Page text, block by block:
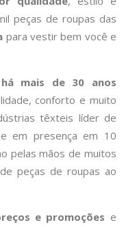
peças de roupas das
para vestir bem você e
há mais de 30 anos
conforto e muito
têxteis líder de
em presença em 10
pelas mãos de muitos
peças de roupas ao
e promoções e